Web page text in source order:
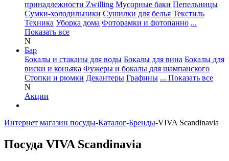
принадлежности Zwilling Мусорные баки Пепельницы
Сумки-холодильники Сушилки для белья Текстиль
Техника Уборка дома Фоторамки и фотопанно ...
Показать все
N
Бар
Бокалы и стаканы для воды Бокалы для вина Бокалы для
виски и коньяка Фужеры и бокалы для шампанского
Стопки и рюмки Декантеры Графины ... Показать все
N
Акции
Интернет магазин посуды-Каталог-Бренды-VIVA Scandinavia
Посуда VIVA Scandinavia